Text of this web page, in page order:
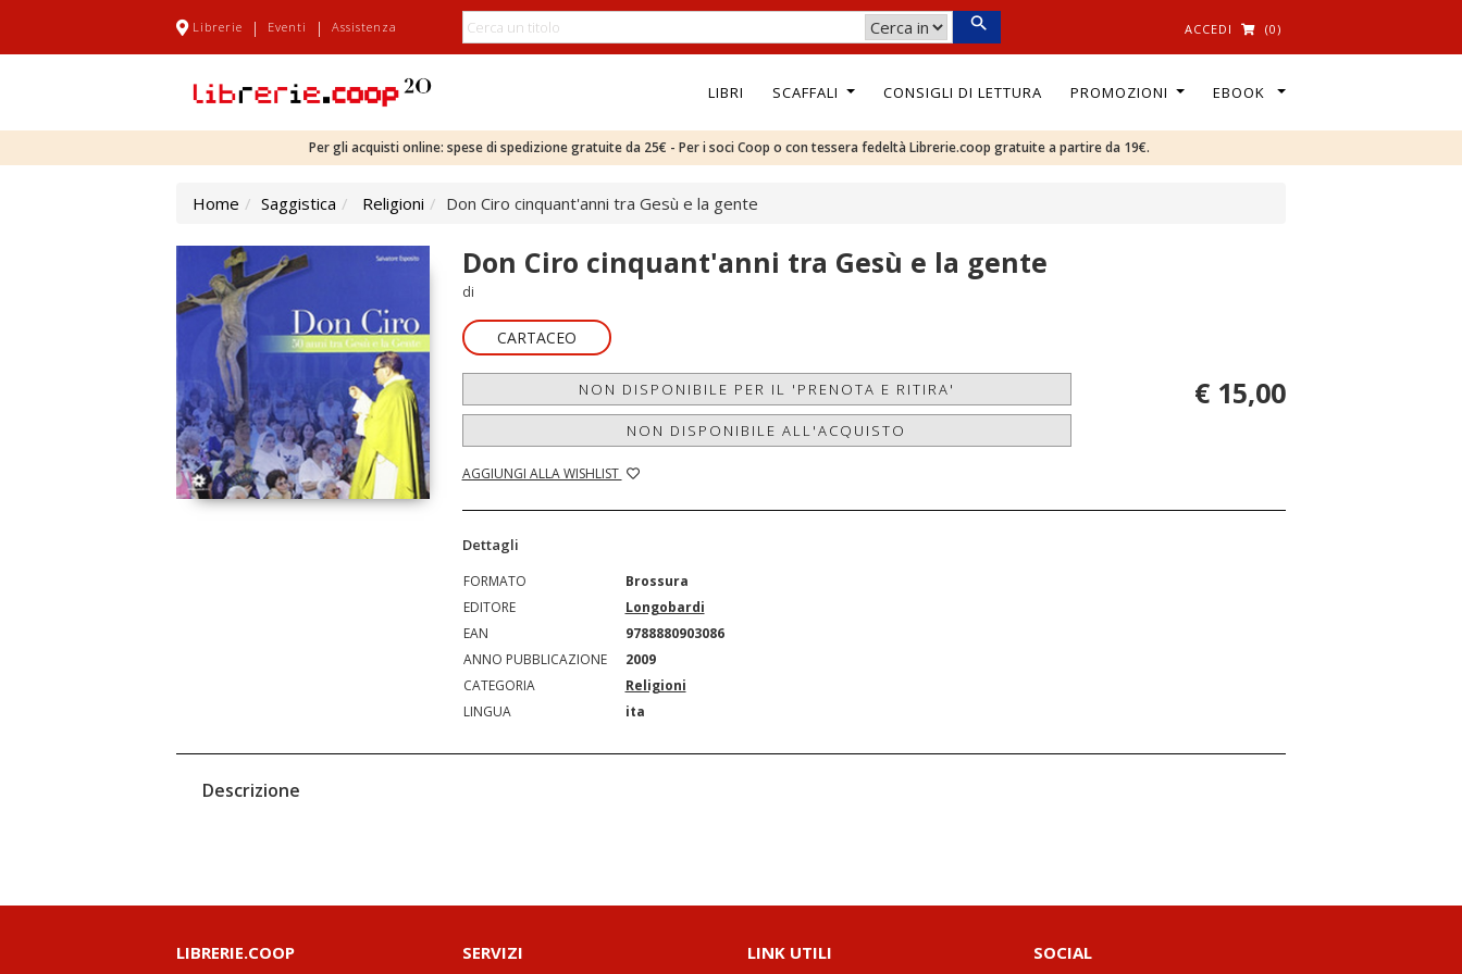
Librerie | Eventi | Assistenza ACCEDI (0)
LIBRI SCAFFALI CONSIGLI DI LETTURA PROMOZIONI EBOOK
Per gli acquisti online: spese di spedizione gratuite da 25€ - Per i soci Coop o con tessera fedeltà Librerie.coop gratuite a partire da 19€.
Home Saggistica Religioni Don Ciro cinquant'anni tra Gesù e la gente
Don Ciro cinquant'anni tra Gesù e la gente
di
CARTACEO
NON DISPONIBILE PER IL 'PRENOTA E RITIRA'
NON DISPONIBILE ALL'ACQUISTO
AGGIUNGI ALLA WISHLIST
€ 15,00
Dettagli
FORMATO
Brossura
EDITORE
Longobardi
EAN
9788880903086
ANNO PUBBLICAZIONE
2009
CATEGORIA
Religioni
LINGUA
ita
Descrizione
LIBRERIE.COOP SERVIZI LINK UTILI SOCIAL